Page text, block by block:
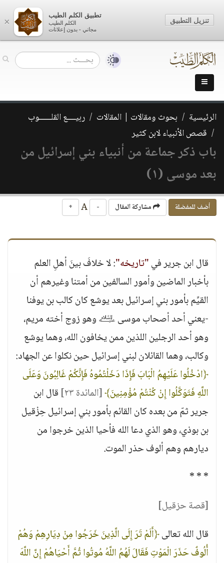
الرئيسية بحوث ومقالات | المقالات
ربيــــع القلــــــوب
قصص الأنبياء لابن كثير
باب ذكر جماعة من أنبياء بني إسرائيل من
بعد موسى (١)
أضف للمفضلة مشاركة المقال -
+
قال ابن جرير في"تاريخه": لا خلافَ بينَ أهلِ العلم
بأخبار الماضين وأمور السالفين من أمتنا وغيرهم أن
القيِّم بأمور بني إسرائيل بعد يوشع كان كالب بن يوفنا
-يعني أحد أصحاب موسى ﵇ وهو زوج أخته مريم،
وهو أحد الرجلين اللذين ممن يخافون الله، وهما يوشع
وكالب، وهما القائلان لبني إسرائيل حين نكلوا عن الجهاد:
﴿ادْخُلُوا عَلَيْهِمُ الْبَابَ فَإِذَا دَخَلْتُمُوهُ فَإِنَّكُمْ غَالِبُونَ وَعَلَى
اللَّهِ فَتَوَكَّلُوا إِنْ كُنْتُمْ مُؤْمِنِينَ﴾[المائدة ٢٣]
قال ابن
جرير ثمّ من بعده كان القائم بأمور بني إسرائيل حِزْقيل
بن بوذي، وهو الذي دعا الله فأحيا الذين خرجوا من
ديارهم وهم ألوف حذر الموت.
* * *
[قصة حزقيل]
قال الله تعالى﴿أَلَمْ تَرَ إِلَى الَّذِينَ خَرَجُوا مِنْ دِيَارِهِمْ وَهُمْ
أُلُوفٌ حَذَرَ الْمَوْتِ فَقَالَ لَهُمُ اللَّهُ مُوتُوا ثُمَّ أَحْيَاهُمْ إِنَّ اللَّهَ
×
تطبيق الكلم الطيب
الكلم الطيب
مجاني - بدون إعلانات
تنزيل التطبيق